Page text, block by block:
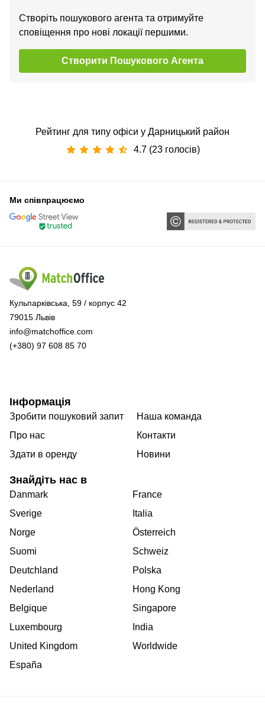
Створіть пошукового агента та отримуйте
сповіщення про нові локації першими.
Створити Пошукового Агента
Рейтинг для типу офіси у Дарницький район
4.7 (23 голосів)
Ми співпрацюємо
Кульпарківська, 59 / корпус 42
79015 Львів
info@matchoffice.com
(+380) 97 608 85 70
Інформація
Зробити пошуковий запит
Про нас
Здати в оренду
Наша команда
Контакти
Новини
Знайдіть нас в
Danmark
Sverige
Norge
Suomi
Deutchland
Nederland
Belgique
Luxembourg
United Kingdom
España
France
Italia
Österreich
Schweiz
Polska
Hong Kong
Singapore
India
Worldwide